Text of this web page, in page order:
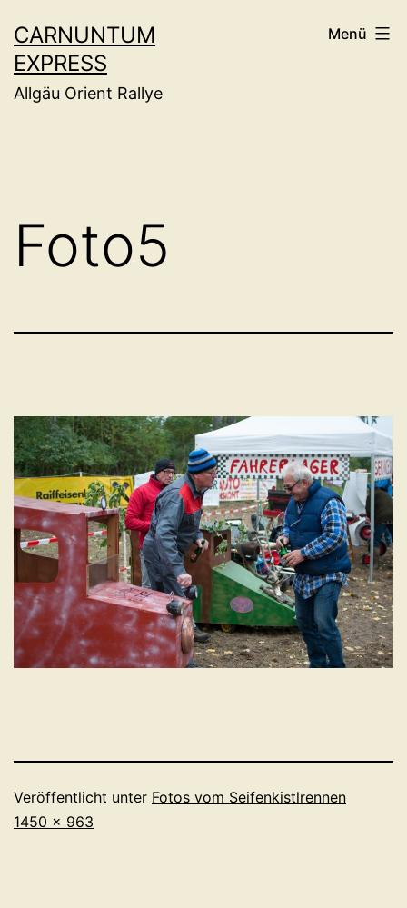
Inhalt
springen
CARNUNTUM
EXPRESS
Allgäu Orient Rallye
Menü
Foto5
Veröffentlicht unter Fotos vom Seifenkistlrennen
Originalgröße
1450 × 963